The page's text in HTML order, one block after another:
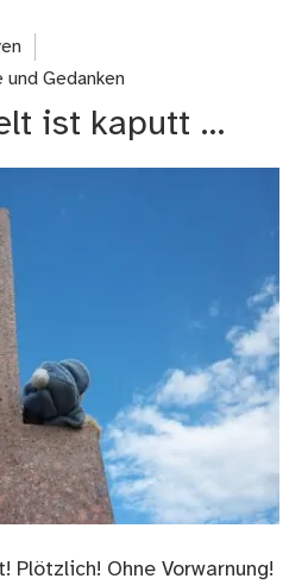
und Gedanken
ist kaputt …
Plötzlich! Ohne Vorwarnung!